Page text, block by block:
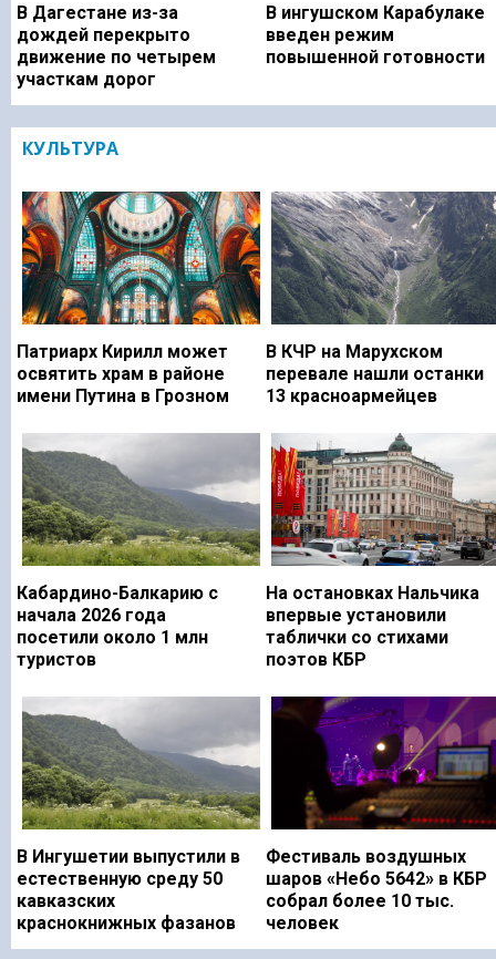
В Дагестане из-за
дождей перекрыто
движение по четырем
участкам дорог
В ингушском Карабулаке
введен режим
повышенной готовности
КУЛЬТУРА
Патриарх Кирилл может
освятить храм в районе
имени Путина в Грозном
В КЧР на Марухском
перевале нашли останки
13 красноармейцев
Кабардино-Балкарию с
начала 2026 года
посетили около 1 млн
туристов
На остановках Нальчика
впервые установили
таблички со стихами
поэтов КБР
В Ингушетии выпустили в
естественную среду 50
кавказских
краснокнижных фазанов
Фестиваль воздушных
шаров «Небо 5642» в КБР
собрал более 10 тыс.
человек